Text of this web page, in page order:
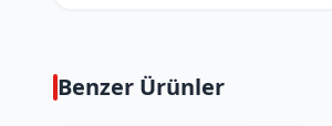
Benzer Ürünler